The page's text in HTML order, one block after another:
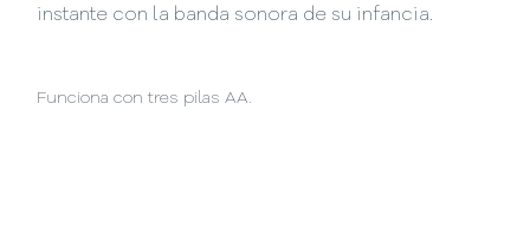
instante con la banda sonora de su infancia.
Funciona con tres pilas AA.